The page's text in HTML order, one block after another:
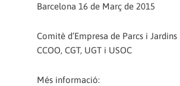
Barcelona 16 de Març de 2015
Comitè d’Empresa de Parcs i Jardins
CCOO, CGT, UGT i USOC
Més informació: